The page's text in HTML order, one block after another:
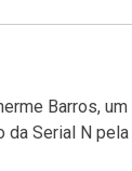
Barros,
Serial N pela